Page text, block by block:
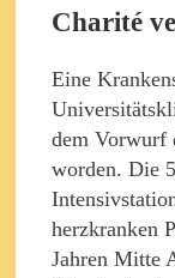
Charité
Eine
dem Vorwurf
worden. Die
herzkranken
Jahren Mitte